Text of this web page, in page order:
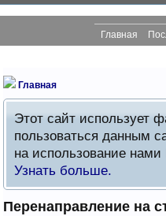
Главная
Этот сайт использует
пользоваться данным
на использование
Узнать больше.
Перенаправление на
Главная